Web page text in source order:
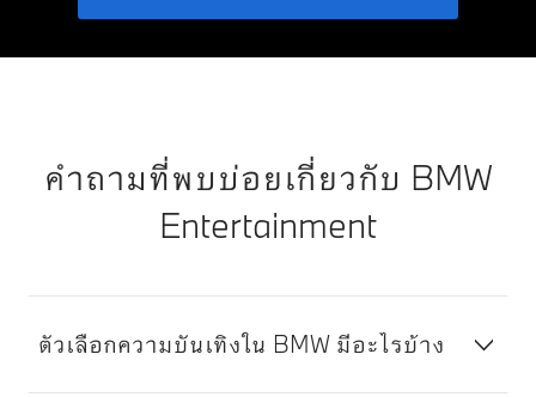
คำถามที่พบบ่อยเกี่ยวกับ BMW
Entertainment
ตัวเลือกความบันเทิงใน BMW มีอะไรบ้าง